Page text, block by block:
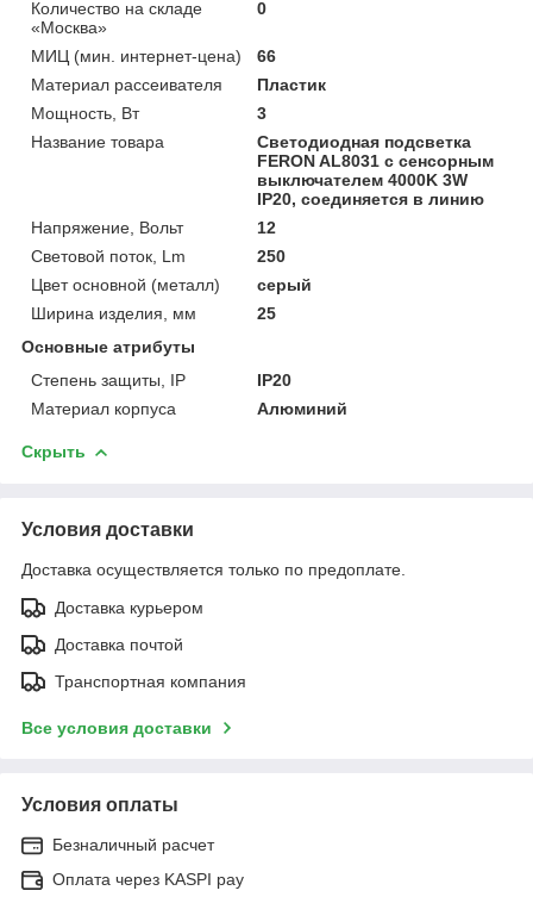
Количество на складе
«Москва»
0
МИЦ (мин. интернет-цена)
66
Материал рассеивателя
Пластик
Мощность, Вт
3
Название товара
Светодиодная подсветка
FERON AL8031 с сенсорным
выключателем 4000K 3W
IP20, соединяется в линию
Напряжение, Вольт
12
Световой поток, Lm
250
Цвет основной (металл)
серый
Ширина изделия, мм
25
Основные атрибуты
Степень защиты, IP
IP20
Материал корпуса
Алюминий
Скрыть
Условия доставки
Доставка осуществляется только по предоплате.
Доставка курьером
Доставка почтой
Транспортная компания
Все условия доставки
Условия оплаты
Безналичный расчет
Оплата через KASPI pay